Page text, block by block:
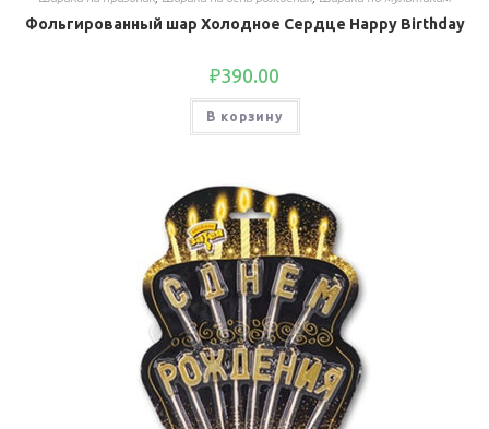
Фольгированный шар Холодное Сердце Happy Birthday
₽390.00
В корзину